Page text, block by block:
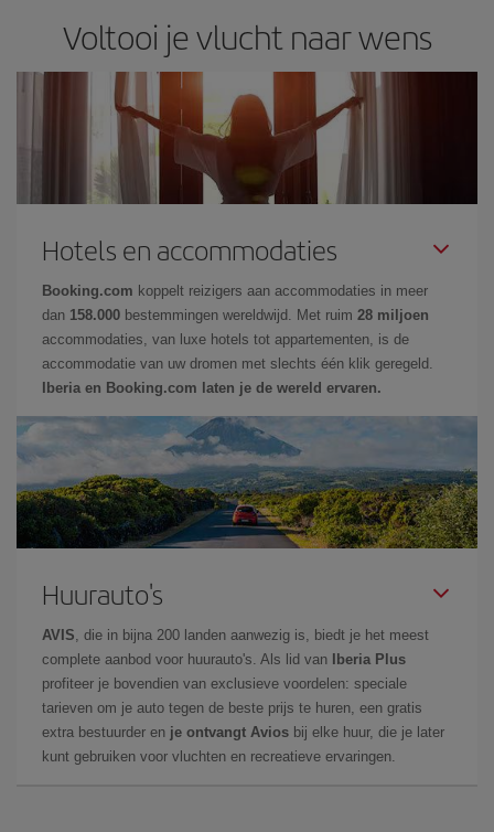
Voltooi je vlucht naar wens
Hotels en accommodaties
Booking.com koppelt reizigers aan accommodaties in meer
dan 158.000 bestemmingen wereldwijd. Met ruim 28 miljoen
accommodaties, van luxe hotels tot appartementen, is de
accommodatie van uw dromen met slechts één klik geregeld.
Iberia en Booking.com laten je de wereld ervaren.
Huurauto's
AVIS , die in bijna 200 landen aanwezig is, biedt je het meest
complete aanbod voor huurauto's. Als lid van
Iberia Plus
profiteer je bovendien van exclusieve voordelen: speciale
tarieven om je auto tegen de beste prijs te huren, een gratis
extra bestuurder en je ontvangt Avios bij elke huur, die je later
kunt gebruiken voor vluchten en recreatieve ervaringen.